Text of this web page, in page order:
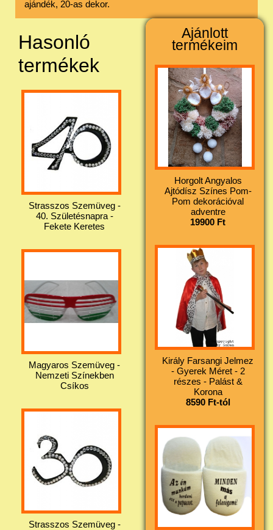
ajándék, 20-as dekor.
Hasonló
termékek
Strasszos Szemüveg -
40. Születésnapra -
Fekete Keretes
Magyaros Szemüveg -
Nemzeti Színekben
Csíkos
Strasszos Szemüveg -
Ajánlott
termékeim
Horgolt Angyalos
Ajtódísz Színes Pom-
Pom dekorációval
adventre
19900 Ft
Király Farsangi Jelmez
- Gyerek Méret - 2
részes - Palást &
Korona
8590 Ft-tól